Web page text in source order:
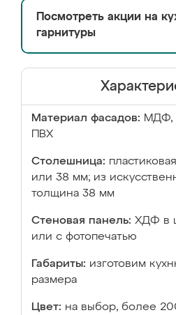
Посмотреть акции на
гарнитуры
Материал фасадов: МДФ,
ПВХ
Столешница:
или 38 мм; из
толщина 38 мм
Стеновая панель: ХДФ в
или с фотопечатью
Габариты: изготовим
размера
Цвет: на выбор, более